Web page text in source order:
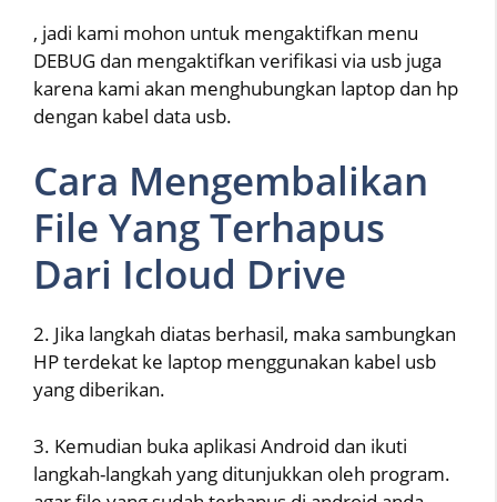
, jadi kami mohon untuk mengaktifkan menu
DEBUG dan mengaktifkan verifikasi via usb juga
karena kami akan menghubungkan laptop dan hp
dengan kabel data usb.
Cara Mengembalikan
File Yang Terhapus
Dari Icloud Drive
2. Jika langkah diatas berhasil, maka sambungkan
HP terdekat ke laptop menggunakan kabel usb
yang diberikan.
3. Kemudian buka aplikasi Android dan ikuti
langkah-langkah yang ditunjukkan oleh program.